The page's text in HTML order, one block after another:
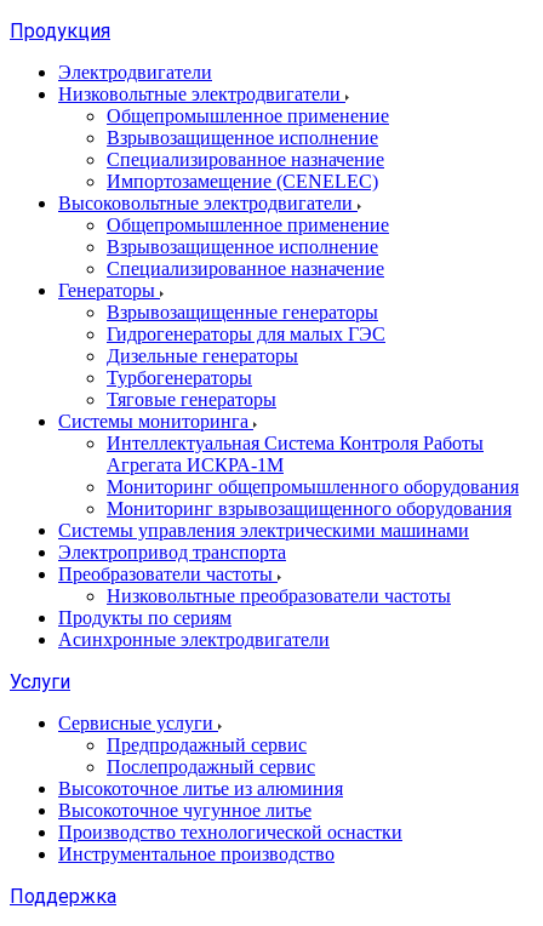
Продукция
Электродвигатели
Низковольтные электродвигатели
Общепромышленное применение
Взрывозащищенное исполнение
Специализированное назначение
Импортозамещение (CENELEC)
Высоковольтные электродвигатели
Общепромышленное применение
Взрывозащищенное исполнение
Специализированное назначение
Генераторы
Взрывозащищенные генераторы
Гидрогенераторы для малых ГЭС
Дизельные генераторы
Турбогенераторы
Тяговые генераторы
Системы мониторинга
Интеллектуальная Система Контроля Работы
Агрегата ИСКРА-1М
Мониторинг общепромышленного оборудования
Мониторинг взрывозащищенного оборудования
Системы управления электрическими машинами
Электропривод транспорта
Преобразователи частоты
Низковольтные преобразователи частоты
Продукты по сериям
Асинхронные электродвигатели
Услуги
Сервисные услуги
Предпродажный сервис
Послепродажный сервис
Высокоточное литье из алюминия
Высокоточное чугунное литье
Производство технологической оснастки
Инструментальное производство
Поддержка